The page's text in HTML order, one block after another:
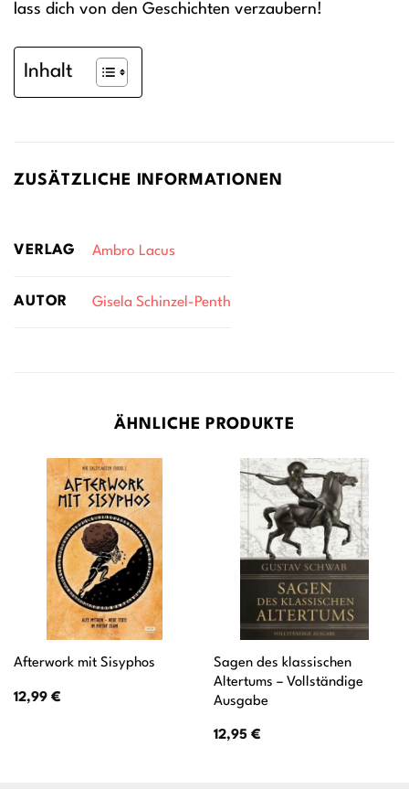
lass dich von den Geschichten verzaubern!
Inhalt
ZUSÄTZLICHE INFORMATIONEN
VERLAG Ambro Lacus
AUTOR Gisela Schinzel-Penth
ÄHNLICHE PRODUKTE
Afterwork mit Sisyphos
12,99 €
Sagen des klassischen
Altertums – Vollständige
Ausgabe
12,95 €